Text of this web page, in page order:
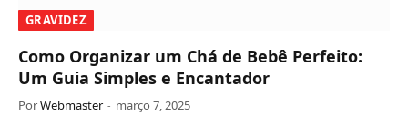
GRAVIDEZ
Como Organizar um Chá de Bebê Perfeito:
Um Guia Simples e Encantador
PorWebmaster março 7, 2025